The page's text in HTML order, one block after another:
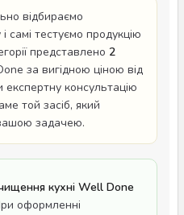
відбираємо
самі тестуємо продукцію
представлено 2
за вигідною ціною від
експертну консультацію
той засіб, який
задачею.
кухні Well Done
оформленні